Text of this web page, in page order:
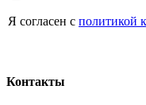
Я согласен с политикой
Контакты